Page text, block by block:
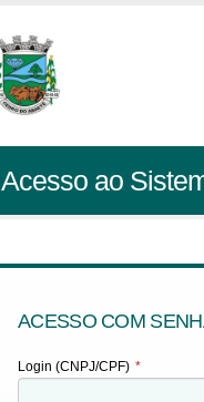
Acesso ao
ACESSO COM
Login (CNPJ/CPF) *